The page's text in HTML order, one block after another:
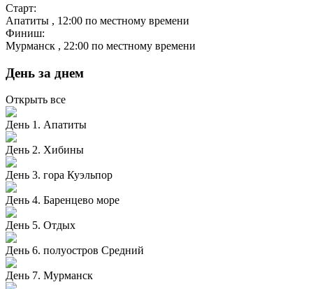
Старт:
Апатиты , 12:00 по местному времени
Финиш:
Мурманск , 22:00 по местному времени
День за днем
Открыть все
День 1. Апатиты
День 2. Хибины
День 3. гора Куэльпор
День 4. Баренцево море
День 5. Отдых
День 6. полуостров Средний
День 7. Мурманск